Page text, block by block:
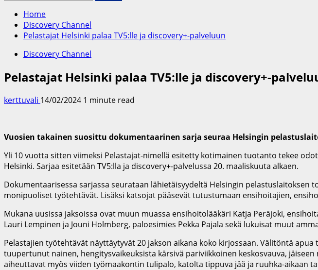
Home
Discovery Channel
Pelastajat Helsinki palaa TV5:lle ja discovery+-palveluun
Discovery Channel
Pelastajat Helsinki palaa TV5:lle ja discovery+-
kerttuvali 14/02/2024 1 minute read
Vuosien takainen suosittu dokumentaarinen sarja seuraa Helsingin
Yli 10 vuotta sitten viimeksi Pelastajat-nimellä esitetty kotimainen tuotanto tekee
Helsinki. Sarjaa esitetään TV5:lla ja discovery+-palvelussa 20. maaliskuuta alkaen.
Dokumentaarisessa sarjassa seurataan lähietäisyydeltä Helsingin
monipuoliset työtehtävät. Lisäksi katsojat pääsevät tutustumaan ensihoitajien,
Mukana uusissa jaksoissa ovat muun muassa ensihoitolääkäri Katja Peräjoki,
Lauri Lempinen ja Jouni Holmberg, paloesimies Pekka Pajala sekä lukuisat muut
Pelastajien työtehtävät näyttäytyvät 20 jakson aikana koko kirjossaan. Välitöntä
tuupertunut nainen, hengitysvaikeuksista kärsivä pariviikkoinen keskosvauva,
aiheuttavat myös viiden työmaakontin tulipalo, katolta tippuva jää ja ruuhka-aikaan